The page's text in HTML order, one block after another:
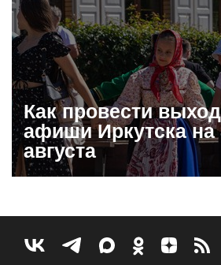
Как провести
афиши Иркутска на
августа